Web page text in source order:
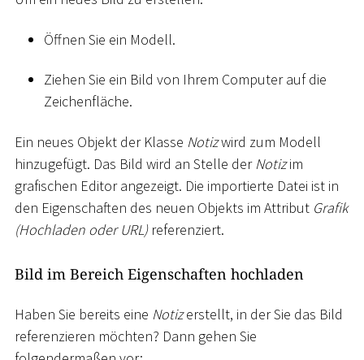
Öffnen Sie ein Modell.
Ziehen Sie ein Bild von Ihrem Computer auf die
Zeichenfläche.
Ein neues Objekt der Klasse Notizwird zum Modell
hinzugefügt. Das Bild wird an Stelle derNotizim
grafischen Editor angezeigt. Die importierte Datei ist in
den Eigenschaften des neuen Objekts im Attribut Grafik
(Hochladen oder URL)referenziert.
Bild im Bereich Eigenschaften hochladen
Haben Sie bereits eine Notizerstellt, in der Sie das Bild
referenzieren möchten? Dann gehen Sie